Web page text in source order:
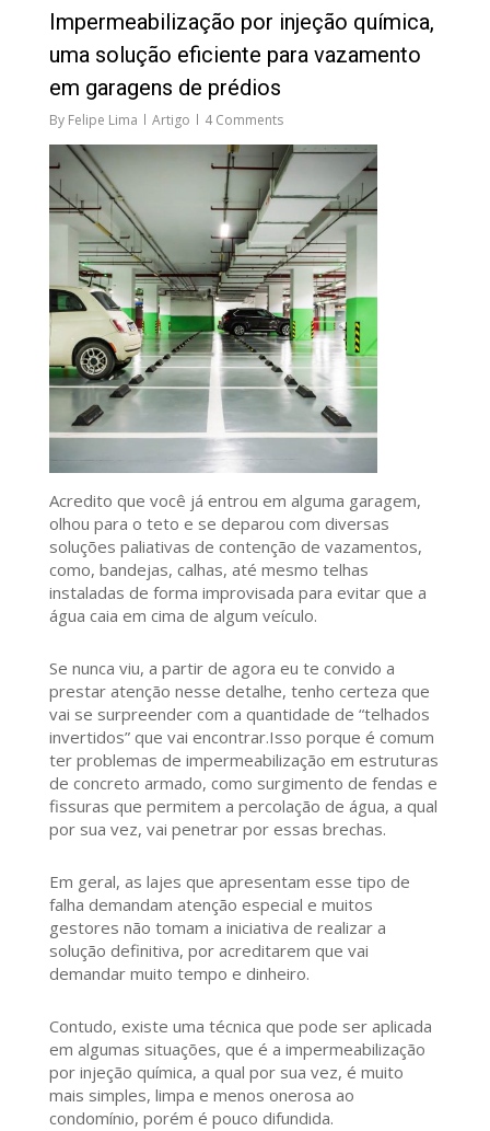
Impermeabilização por injeção química,
uma solução eficiente para vazamento
em garagens de prédios
By Felipe Lima Artigo 4 Comments
Acredito que você já entrou em alguma garagem,
olhou para o teto e se deparou com diversas
soluções paliativas de contenção de vazamentos,
como, bandejas, calhas, até mesmo telhas
instaladas de forma improvisada para evitar que a
água caia em cima de algum veículo.
Se nunca viu, a partir de agora eu te convido a
prestar atenção nesse detalhe, tenho certeza que
vai se surpreender com a quantidade de “telhados
invertidos” que vai encontrar.Isso porque é comum
ter problemas de impermeabilização em estruturas
de concreto armado, como surgimento de fendas e
fissuras que permitem a percolação de água, a qual
por sua vez, vai penetrar por essas brechas.
Em geral, as lajes que apresentam esse tipo de
falha demandam atenção especial e muitos
gestores não tomam a iniciativa de realizar a
solução definitiva, por acreditarem que vai
demandar muito tempo e dinheiro.
Contudo, existe uma técnica que pode ser aplicada
em algumas situações, que é a impermeabilização
por injeção química, a qual por sua vez, é muito
mais simples, limpa e menos onerosa ao
condomínio, porém é pouco difundida.